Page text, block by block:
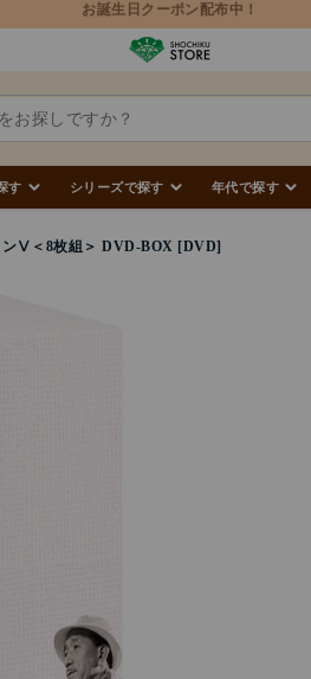
す シリーズで探す 年代で探す
ンⅤ＜8枚組＞ DVD-BOX [DVD]